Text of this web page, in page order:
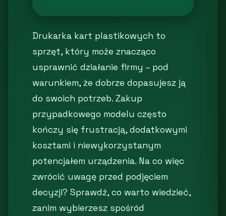
Drukarka kart plastikowych to
sprzęt, który może znacząco
usprawnić działanie firmy – pod
warunkiem, że dobrze dopasujesz ją
do swoich potrzeb. Zakup
przypadkowego modelu często
kończy się frustracją, dodatkowymi
kosztami i niewykorzystanym
potencjałem urządzenia. Na co więc
zwrócić uwagę przed podjęciem
decyzji? Sprawdź, co warto wiedzieć,
zanim wybierzesz spośród